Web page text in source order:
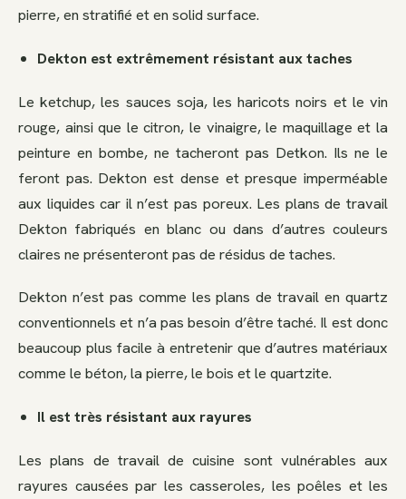
pierre, en stratifié et en solid surface.
Dekton est extrêmement résistant aux taches
Le ketchup, les sauces soja, les haricots noirs et le vin
rouge, ainsi que le citron, le vinaigre, le maquillage et la
peinture en bombe, ne tacheront pas Detkon. Ils ne le
feront pas. Dekton est dense et presque imperméable
aux liquides car il n’est pas poreux. Les plans de travail
Dekton fabriqués en blanc ou dans d’autres couleurs
claires ne présenteront pas de résidus de taches.
Dekton n’est pas comme les plans de travail en quartz
conventionnels et n’a pas besoin d’être taché. Il est donc
beaucoup plus facile à entretenir que d’autres matériaux
comme le béton, la pierre, le bois et le quartzite.
Il est très résistant aux rayures
Les plans de travail de cuisine sont vulnérables aux
rayures causées par les casseroles, les poêles et les